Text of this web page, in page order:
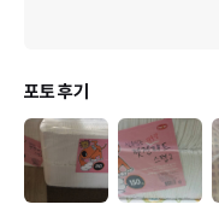
포토 후기